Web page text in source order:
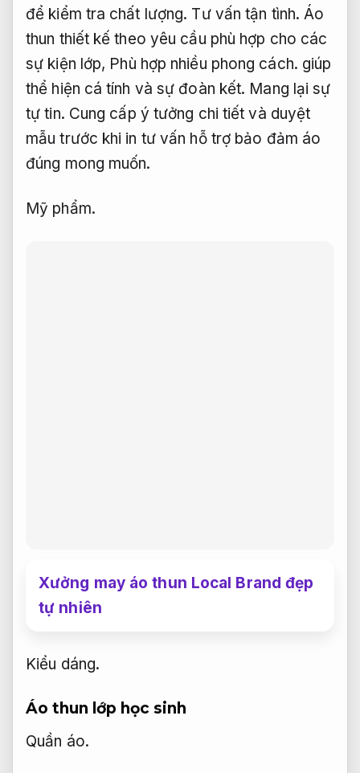
để kiểm tra chất lượng. Tư vấn tận tình. Áo
thun thiết kế theo yêu cầu phù hợp cho các
sự kiện lớp, Phù hợp nhiều phong cách. giúp
thể hiện cá tính và sự đoàn kết. Mang lại sự
tự tin. Cung cấp ý tưởng chi tiết và duyệt
mẫu trước khi in tư vấn hỗ trợ bảo đảm áo
đúng mong muốn.
Mỹ phẩm.
Xưởng may áo thun Local Brand đẹp
tự nhiên
Kiểu dáng.
Áo thun lớp học sinh
Quần áo.